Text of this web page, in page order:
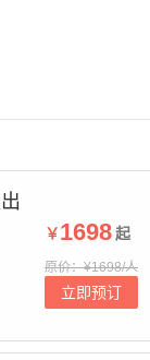
￥1698起
原价：¥1698/人
立即预订